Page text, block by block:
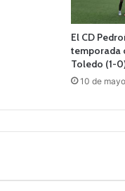
El CD
temporada
Toledo (1-
10 de